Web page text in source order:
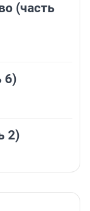
(часть
6)
2)